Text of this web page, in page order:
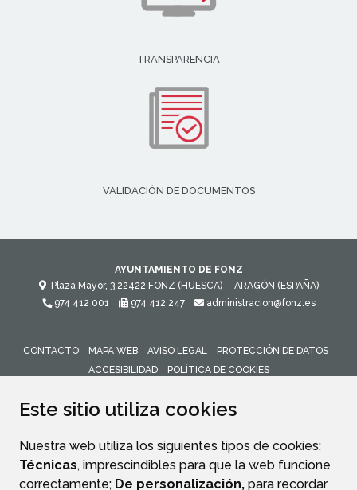
Este sitio utiliza cookies
Nuestra web utiliza los siguientes tipos de cookies:
Técnicas, imprescindibles para que la web funcione
correctamente; De personalización, para recordar
TRANSPARENCIA
VALIDACIÓN DE DOCUMENTOS
AYUNTAMIENTO DE FONZ
Plaza Mayor, 3 22422 FONZ (HUESCA) - ARAGÓN (ESPAÑA)
974 412 001
974 412 247 administracion@fonz.es
CONTACTO MAPA WEB AVISO LEGAL
PROTECCIÓN DE DATOS
ACCESIBILIDAD
POLÍTICA DE COOKIES